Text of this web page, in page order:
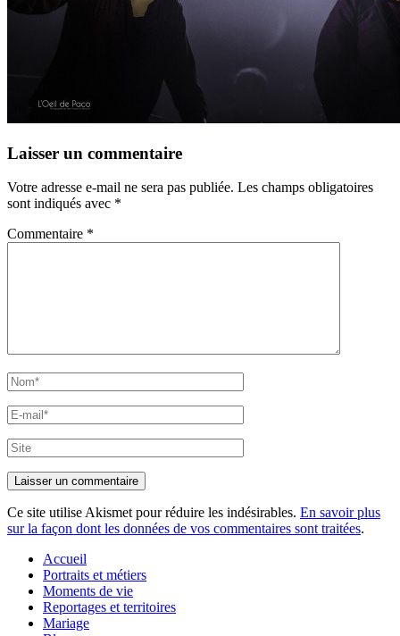
Laisser un commentaire
Votre adresse e-mail ne sera pas publiée. Les champs obligatoires
sont indiqués avec *
Commentaire *
Nom*
E-
mail*
Site
Ce site utilise Akismet pour réduire les indésirables. En savoir plus
sur la façon dont les données de vos commentaires sont traitées.
Accueil
Portraits et métiers
Moments de vie
Reportages et territoires
Mariage